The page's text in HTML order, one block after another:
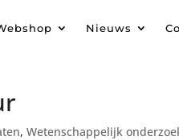
Nieuws
,Wetenschappelijk